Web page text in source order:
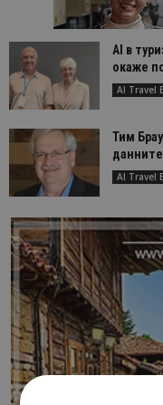
AI в
окаже
AI Travel
Тим
AI Travel